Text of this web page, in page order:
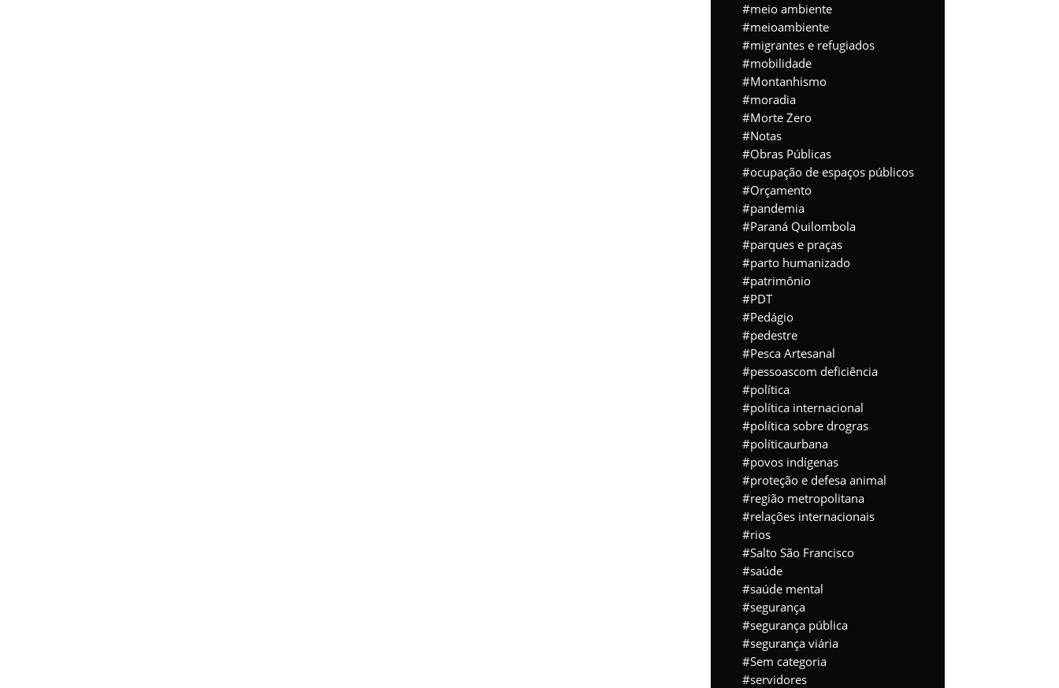
meio ambiente
meioambiente
migrantes e refugiados
mobilidade
Montanhismo
moradia
Morte Zero
Notas
Obras Públicas
ocupação de espaços públicos
Orçamento
pandemia
Paraná Quilombola
parques e praças
parto humanizado
patrimônio
PDT
Pedágio
pedestre
Pesca Artesanal
pessoascom deficiência
política
política internacional
política sobre drogras
políticaurbana
povos indígenas
proteção e defesa animal
região metropolitana
relações internacionais
rios
Salto São Francisco
saúde
saúde mental
segurança
segurança pública
segurança viária
Sem categoria
servidores